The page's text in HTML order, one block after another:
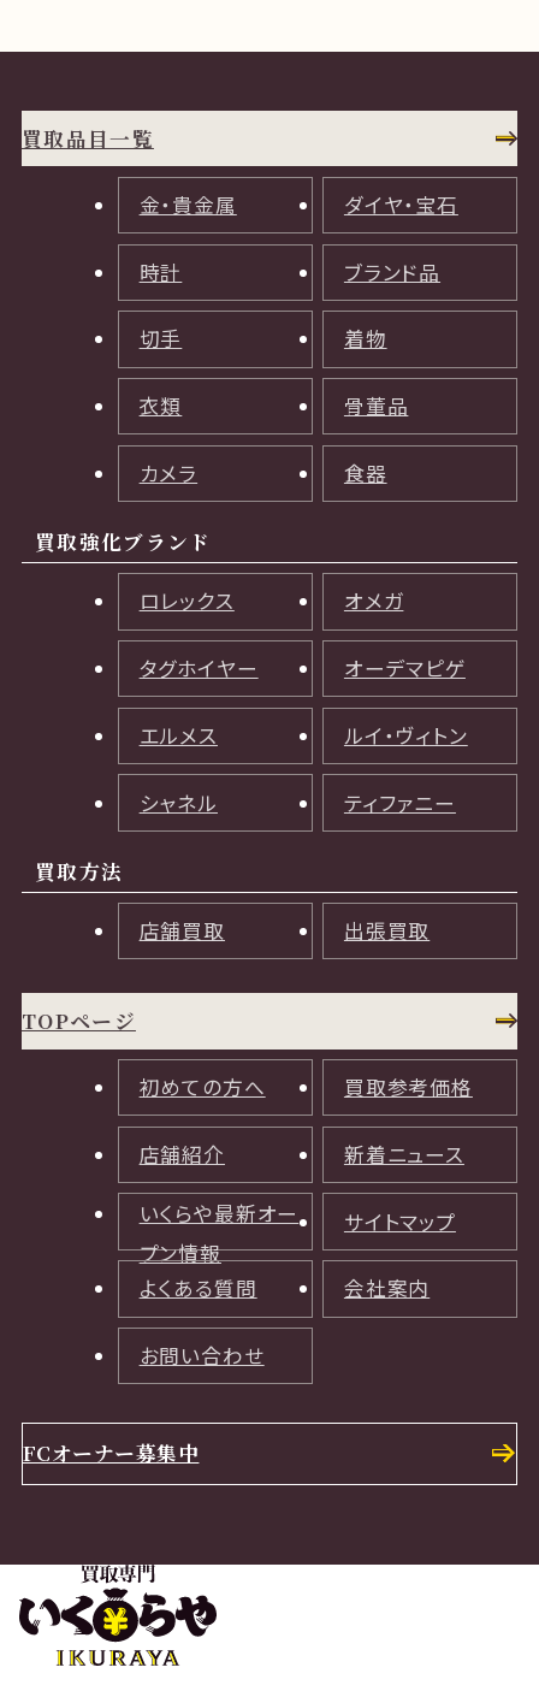
買取品目一覧
金・貴金属 ダイヤ・宝石
時計 ブランド品
切手 着物
衣類 骨董品
カメラ 食器
買取強化ブランド
ロレックス オメガ
タグホイヤー オーデマピゲ
エルメス ルイ・ヴィトン
シャネル ティファニー
買取方法
店舗買取 出張買取
TOPページ
初めての方へ 買取参考価格
店舗紹介 新着ニュース
いくらや最新オー
プン情報
サイトマップ
よくある質問 会社案内
お問い合わせ
FCオーナー募集中